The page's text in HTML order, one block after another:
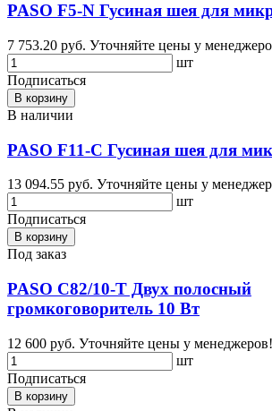
PASO F5-N Гусиная шея для
7 753.20 руб. Уточняйте цены у
шт
Подписаться
В корзину
В наличии
PASO F11-C Гусиная шея для
13 094.55 руб. Уточняйте цены у
шт
Подписаться
В корзину
Под заказ
PASO C82/10-T Двух полосный
громкоговоритель 10 Вт
12 600 руб. Уточняйте цены у менеджеров!
шт
Подписаться
В корзину